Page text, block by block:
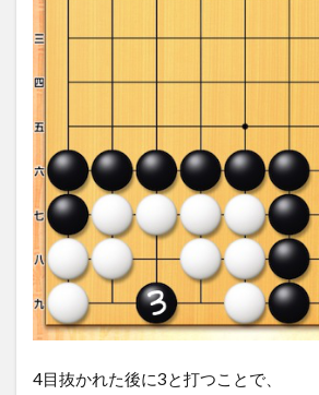
4目抜かれた後に3と打つことで、